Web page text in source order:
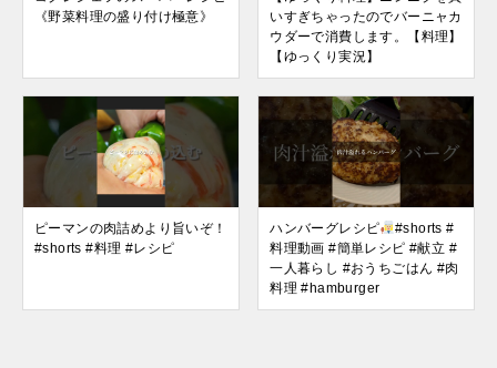
《野菜料理の盛り付け極意》
いすぎちゃったのでバーニャカ
ウダーで消費します。【料理】
【ゆっくり実況】
ピーマンの肉詰めより旨いぞ！
#shorts #料理 #レシピ
ハンバーグレシピ
#shorts #
料理動画 #簡単レシピ #献立 #
一人暮らし #おうちごはん #肉
料理 #hamburger